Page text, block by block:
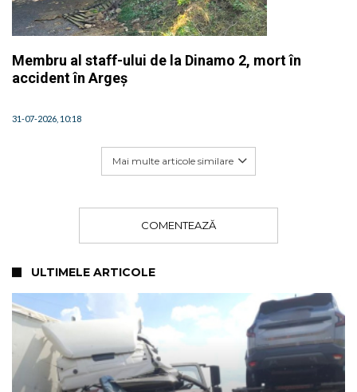
Membru al staff-ului de la Dinamo 2, mort în
accident în Argeș
31-07-2026, 10:18
Mai multe articole similare
COMENTEAZĂ
ULTIMELE ARTICOLE